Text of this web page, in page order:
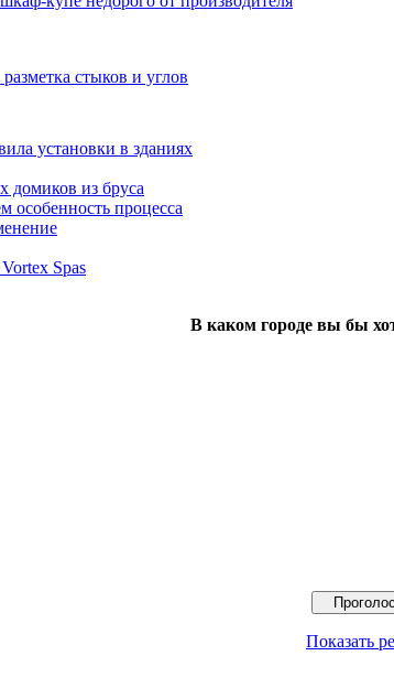
стыков и углов
установки в зданиях
домиков из бруса
особенность процесса
Spas
В каком городе вы бы
Показать